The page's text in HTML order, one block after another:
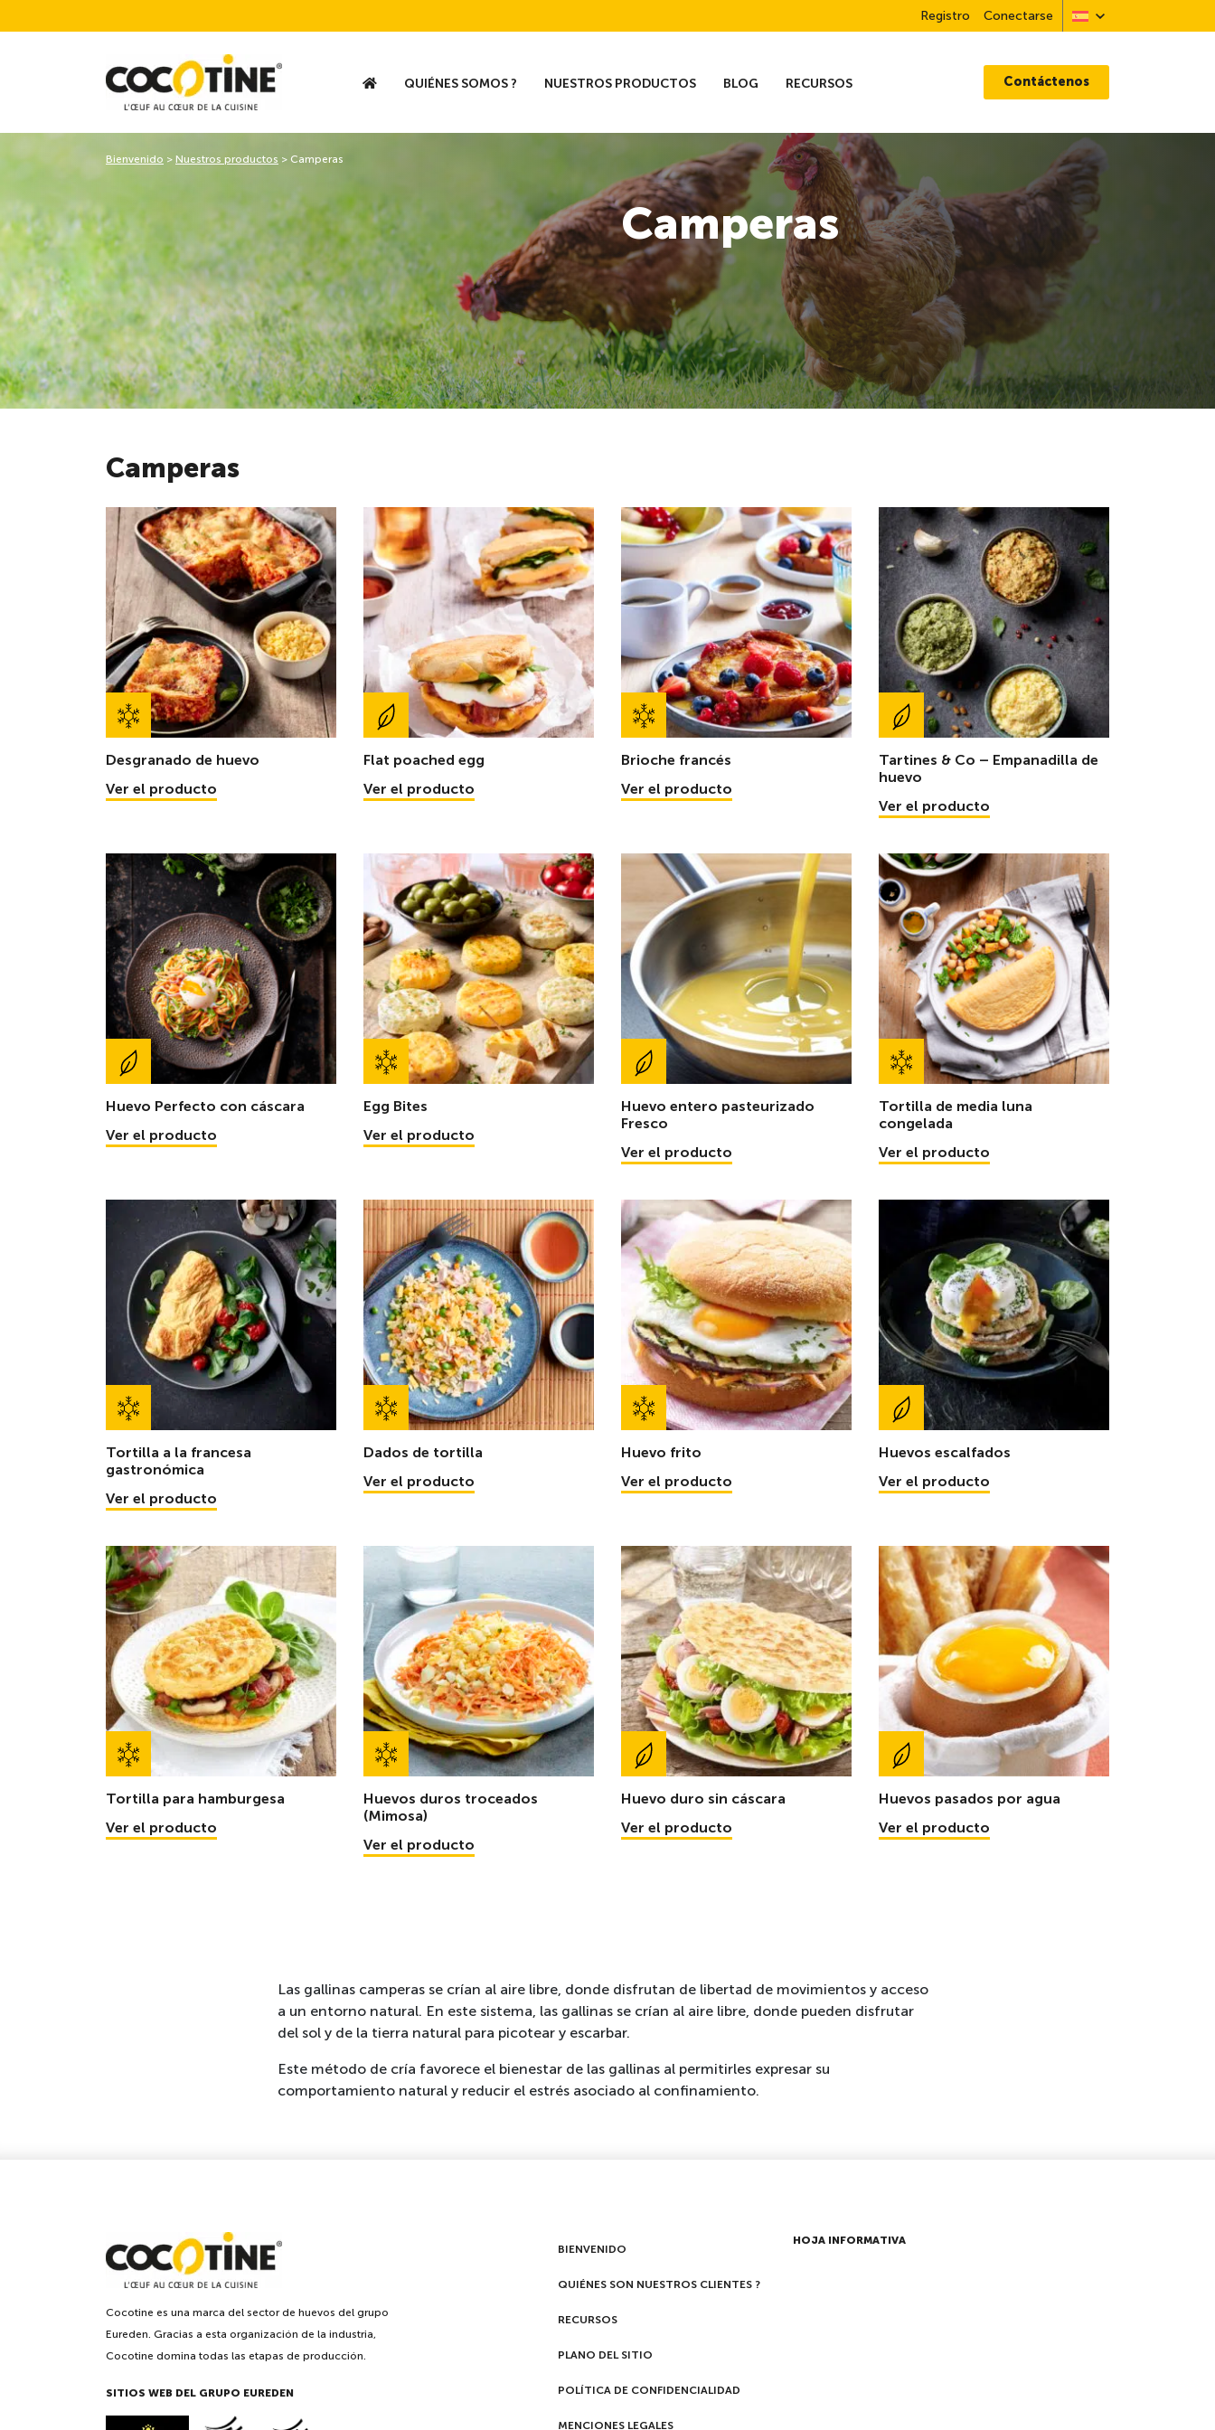
Registro Conectarse
QUIÉNES SOMOS ? NUESTROS PRODUCTOS BLOG RECURSOS Contáctenos
Camperas
Bienvenido > Nuestros productos > Camperas
Camperas
Desgranado de huevo
Ver el producto
Flat poached egg
Ver el producto
Brioche francés
Ver el producto
Tartines & Co – Empanadilla de
huevo
Ver el producto
Huevo Perfecto con cáscara
Ver el producto
Egg Bites
Ver el producto
Huevo entero pasteurizado
Fresco
Ver el producto
Tortilla de media luna
congelada
Ver el producto
Tortilla a la francesa
gastronómica
Ver el producto
Dados de tortilla
Ver el producto
Huevo frito
Ver el producto
Huevos escalfados
Ver el producto
Tortilla para hamburgesa
Ver el producto
Huevos duros troceados
(Mimosa)
Ver el producto
Huevo duro sin cáscara
Ver el producto
Huevos pasados por agua
Ver el producto
Las gallinas camperas se crían al aire libre, donde disfrutan de libertad de movimientos y acceso
a un entorno natural. En este sistema, las gallinas se crían al aire libre, donde pueden disfrutar
del sol y de la tierra natural para picotear y escarbar.
Este método de cría favorece el bienestar de las gallinas al permitirles expresar su
comportamiento natural y reducir el estrés asociado al confinamiento.
Cocotine es una marca del sector de huevos del grupo
Eureden. Gracias a esta organización de la industria,
Cocotine domina todas las etapas de producción.
SITIOS WEB DEL GRUPO EUREDEN
BIENVENIDO
QUIÉNES SON NUESTROS CLIENTES ?
RECURSOS
PLANO DEL SITIO
POLÍTICA DE CONFIDENCIALIDAD
MENCIONES LEGALES
HOJA INFORMATIVA